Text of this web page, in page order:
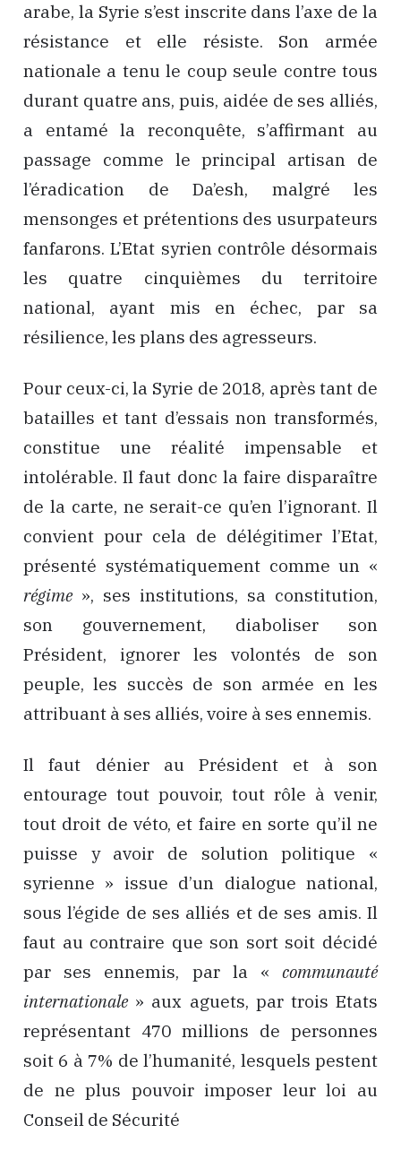
arabe, la Syrie s’est inscrite dans l’axe de la
résistance et elle résiste. Son armée
nationale a tenu le coup seule contre tous
durant quatre ans, puis, aidée de ses alliés,
a entamé la reconquête, s’affirmant au
passage comme le principal artisan de
l’éradication de Da’esh, malgré les
mensonges et prétentions des usurpateurs
fanfarons. L’Etat syrien contrôle désormais
les quatre cinquièmes du territoire
national, ayant mis en échec, par sa
résilience, les plans des agresseurs.
Pour ceux-ci, la Syrie de 2018, après tant de
batailles et tant d’essais non transformés,
constitue une réalité impensable et
intolérable. Il faut donc la faire disparaître
de la carte, ne serait-ce qu’en l’ignorant. Il
convient pour cela de délégitimer l’Etat,
présenté systématiquement comme un «
régime », ses institutions, sa constitution,
son gouvernement, diaboliser son
Président, ignorer les volontés de son
peuple, les succès de son armée en les
attribuant à ses alliés, voire à ses ennemis.
Il faut dénier au Président et à son
entourage tout pouvoir, tout rôle à venir,
tout droit de véto, et faire en sorte qu’il ne
puisse y avoir de solution politique «
syrienne » issue d’un dialogue national,
sous l’égide de ses alliés et de ses amis. Il
faut au contraire que son sort soit décidé
par ses ennemis, par la « communauté
internationale » aux aguets, par trois Etats
représentant 470 millions de personnes
soit 6 à 7% de l’humanité, lesquels pestent
de ne plus pouvoir imposer leur loi au
Conseil de Sécurité